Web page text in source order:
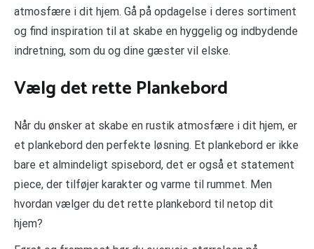
atmosfære i dit hjem. Gå på opdagelse i deres sortiment
og find inspiration til at skabe en hyggelig og indbydende
indretning, som du og dine gæster vil elske.
Vælg det rette Plankebord
Når du ønsker at skabe en rustik atmosfære i dit hjem, er
et plankebord den perfekte løsning. Et plankebord er ikke
bare et almindeligt spisebord, det er også et statement
piece, der tilføjer karakter og varme til rummet. Men
hvordan vælger du det rette plankebord til netop dit
hjem?